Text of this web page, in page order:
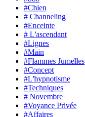
#Chien
# Channeling
#Enceinte
# L'ascendant
#Lignes
#Main
#Flammes Jumelles
#Concept
#L'hypnotisme
#Techniques
# Novembre
#Voyance Privée
#Affaires